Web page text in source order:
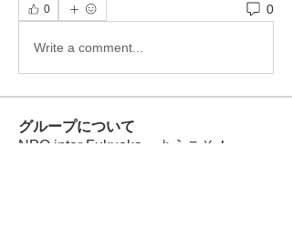
0 0
Write a comment...
グループについて
NPO inter Fukuokaへようこそ！